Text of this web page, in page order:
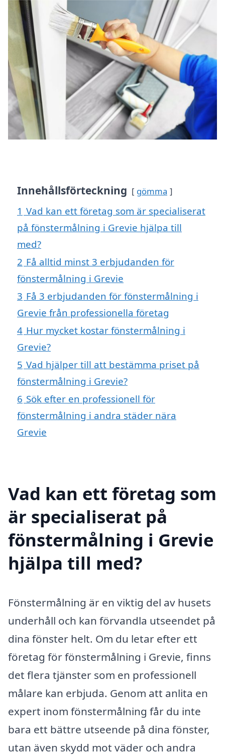
Innehållsförteckning gömma
1 Vad kan ett företag som är specialiserat
på fönstermålning i Grevie hjälpa till
med?
2 Få alltid minst 3 erbjudanden för
fönstermålning i Grevie
3 Få 3 erbjudanden för fönstermålning i
Grevie från professionella företag
4 Hur mycket kostar fönstermålning i
Grevie?
5 Vad hjälper till att bestämma priset på
fönstermålning i Grevie?
6 Sök efter en professionell för
fönstermålning i andra städer nära
Grevie
Vad kan ett företag som
är specialiserat på
fönstermålning i Grevie
hjälpa till med?
Fönstermålning är en viktig del av husets
underhåll och kan förvandla utseendet på
dina fönster helt. Om du letar efter ett
företag för fönstermålning i Grevie, finns
det flera tjänster som en professionell
målare kan erbjuda. Genom att anlita en
expert inom fönstermålning får du inte
bara ett bättre utseende på dina fönster,
utan även skydd mot väder och andra